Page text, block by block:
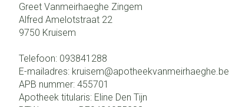
Greet Vanmeirhaeghe Zingem
Alfred Amelotstraat 22
9750 Kruisem
Telefoon: 093841288
E-mailadres: kruisem@apotheekvanmeirhaeghe.be
APB nummer: 455701
Apotheek titularis: Eline Den Tijn